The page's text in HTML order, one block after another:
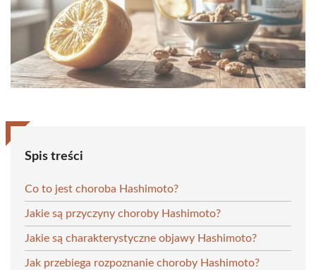
Spis treści
Co to jest choroba Hashimoto?
Jakie są przyczyny choroby Hashimoto?
Jakie są charakterystyczne objawy Hashimoto?
Jak przebiega rozpoznanie choroby Hashimoto?